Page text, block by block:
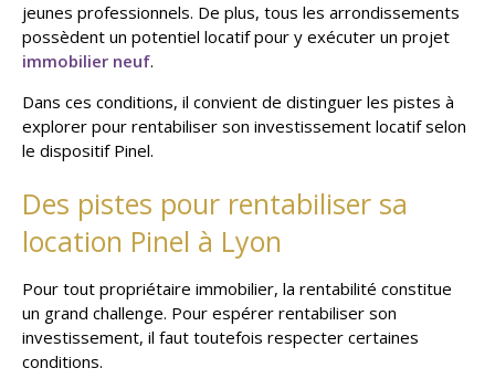
jeunes professionnels. De plus, tous les arrondissements
possèdent un potentiel locatif pour y exécuter un projet
immobilier neuf.
Dans ces conditions, il convient de distinguer les pistes à
explorer pour rentabiliser son investissement locatif selon
le dispositif Pinel.
Des pistes pour rentabiliser sa
location Pinel à Lyon
Pour tout propriétaire immobilier, la rentabilité constitue
un grand challenge. Pour espérer rentabiliser son
investissement, il faut toutefois respecter certaines
conditions.